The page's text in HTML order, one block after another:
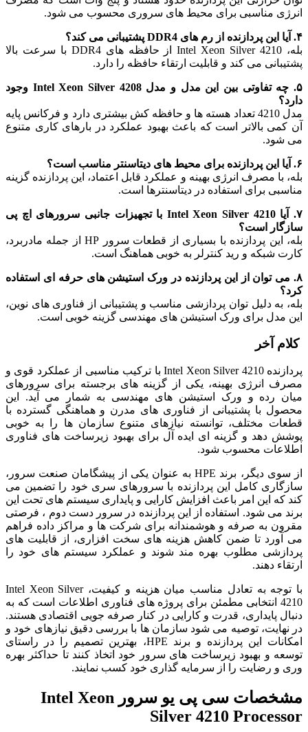
انرژی مناسبی برای محیط های سروری محسوب می شود.
۴. آیا این پردازنده از رم های DDR4 پشتیبانی می کند؟
بله، Intel Xeon Silver 4210 از حافظه های DDR4 با سرعت بالا
پشتیبانی می کند و قابلیت ارتقاء حافظه را دارد.
۵. چه تفاوتی بین این مدل و مدل Intel Xeon Silver 4208 وجود
دارد؟
مدل 4210 تعداد هسته ها و حافظه کش بیشتری دارد و فرکانس پایه
آن کمی بالاتر است که باعث بهبود عملکرد در بارهای کاری متنوع
می شود.
۶. آیا این پردازنده برای محیط های دیتاسنتر مناسب است؟
بله، با مصرف انرژی بهینه و عملکرد قابل اعتماد، این پردازنده گزینه
مناسبی برای استفاده در دیتاسنترها است.
۷. آیا Intel Xeon Silver 4210 با تجهیزات جانبی سرورهای اچ پی
سازگار است؟
بله، این پردازنده با بسیاری از قطعات سرور HP از جمله مادربرد،
کارت شبکه و رید کنترلر به خوبی هماهنگ است.
۸. می توان از این پردازنده در ورک استیشن های حرفه ای استفاده
کرد؟
بله، به دلیل توان پردازشی مناسب و پشتیبانی از فناوری های نوین،
این مدل برای ورک استیشن های مهندسی گزینه خوبی است.
کلام آخر
پردازنده Intel Xeon Silver 4210 با ترکیب مناسبی از عملکرد قوی و
مصرف انرژی بهینه، یکی از گزینه های برجسته برای سرورهای
میان رده و ورک استیشن های مهندسی به شمار می آید. این
محصول با پشتیبانی از فناوری های مدرن و هماهنگی گسترده با
قطعات مختلف، توانسته نیازهای متنوع سازمان ها را به خوبی
پوشش دهد و گزینه ای ایده آل برای بهبود زیرساخت های فناوری
اطلاعات محسوب شود.
از سوی دیگر، برند HPE به عنوان یکی از پیشگامان صنعت سرور،
سازگاری کامل این پردازنده با سرورهای سری خود را تضمین می
کند که این امر باعث افزایش کارایی و پایداری سیستم های تحت این
برند می شود. استفاده از این پردازنده در سرور دست دوم ، فرصتی
مقرون به صرفه و هوشمندانه برای شرکت ها و مراکز داده فراهم
می آورد تا ضمن کاهش هزینه های سخت افزاری، از قابلیت های
پردازشی مطلوب بهره مند شوند و عملکرد سیستم های خود را
ارتقاء دهند.
با توجه به تعادل مناسب میان هزینه و کیفیت، Intel Xeon Silver
4210 انتخابی مطمئن برای پروژه های فناوری اطلاعات است که به
دنبال پایداری، قدرت و کارایی در کنار صرفه جویی اقتصادی هستند.
در نهایت، توصیه می شود سازمان ها با بررسی دقیق نیازهای خود و
امکانات این پردازنده و برند HPE، بهترین تصمیم را در راستای
توسعه و بهبود زیرساخت های سرور خود اتخاذ کنند تا حداکثر بهره
وری و رضایت را از سرمایه گذاری خود کسب نمایند.
مشخصات
سی پی یو سرور Intel Xeon
Silver 4210 Processor